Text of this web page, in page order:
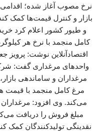
نرخ مصوب آغاز شده؛ اقدامی
بازار و کنترل قیمت‌ها کمک
و طیور کشور اعلام کرد
اقتصادآنلاین نوشت: پرویز
واحدهای مرغداری گفت:
مرغداران و ساماندهی
می‌کند. وی افزود:
مبلغ فروش را دریافت
نقدینگی تولیدکنندگان کمک